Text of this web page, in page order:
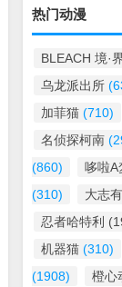
热门动漫
BLEACH 境·
乌龙派出所
加菲猫 (710)
名侦探柯南
(860)
哆啦A
(310)
大志
忍者哈特利
机器猫 (310)
(1908)
橙心